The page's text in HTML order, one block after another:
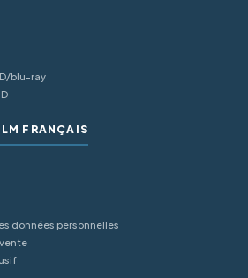
blu-ray
FRANÇAIS
données personnelles